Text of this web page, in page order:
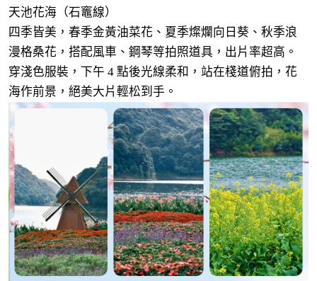
天池花海（石竈線）
四季皆美，春季金黃油菜花、夏季燦爛向日葵、秋季浪
漫格桑花，搭配風車、鋼琴等拍照道具，出片率超高。
穿淺色服裝，下午 4 點後光線柔和，站在棧道俯拍，花
海作前景，絕美大片輕松到手。